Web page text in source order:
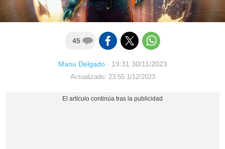
45
Manu Delgado· 19:31 30/11/2023
Actualizado: 23:55 1/12/2023